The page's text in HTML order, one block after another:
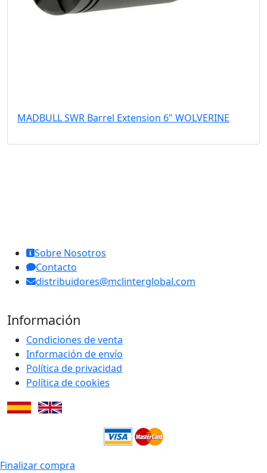
MADBULL SWR Barrel Extension 6" WOLVERINE
Sobre Nosotros
Contacto
distribuidores@mclinterglobal.com
Información
Condiciones de venta
Información de envío
Política de privacidad
Política de cookies
Finalizar compra